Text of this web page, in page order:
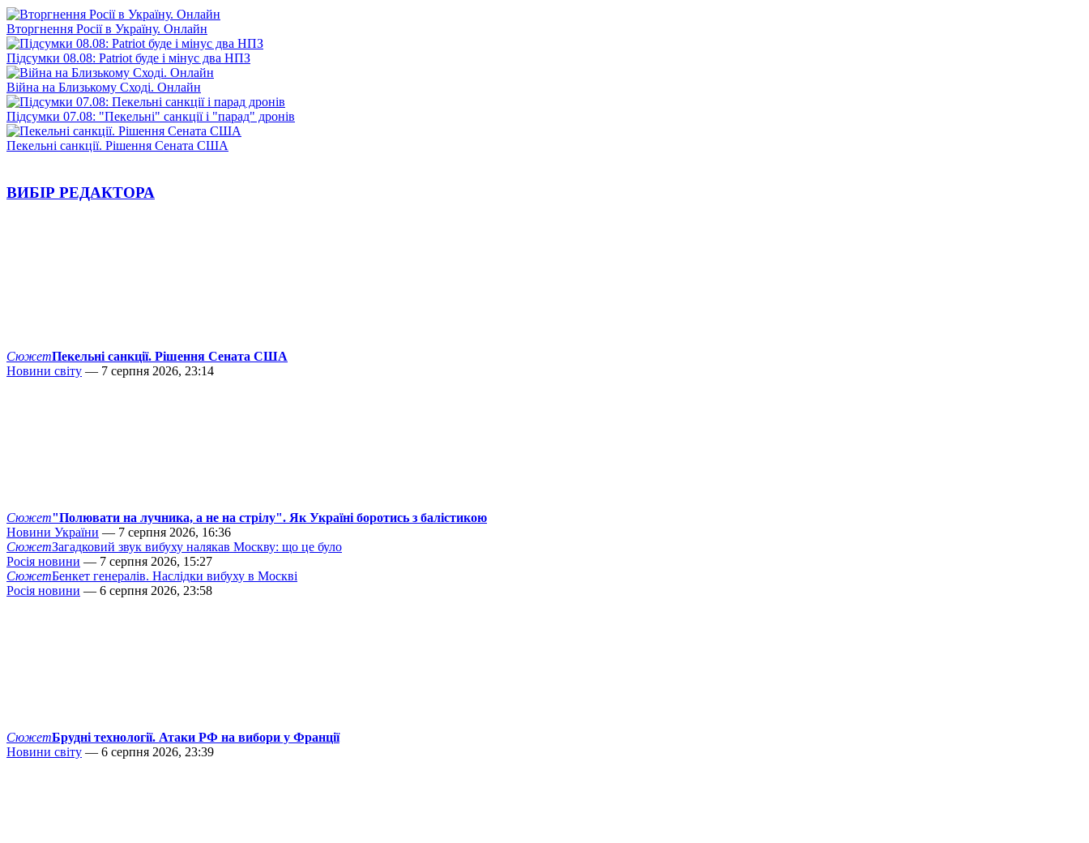
Вторгнення Росії в Україну. Онлайн
Підсумки 08.08: Patriot буде і мінус два НПЗ
Війна на Близькому Сході. Онлайн
Підсумки 07.08: "Пекельні" санкції і "парад" дронів
Пекельні санкції. Рішення Сената США
ВИБІР РЕДАКТОРА
СюжетПекельні санкції. Рішення Сената США
Новини світу — 7 серпня 2026, 23:14
Сюжет"Полювати на лучника, а не на стрілу". Як Україні боротись з балістикою
Новини України — 7 серпня 2026, 16:36
СюжетЗагадковий звук вибуху налякав Москву: що це було
Росія новини — 7 серпня 2026, 15:27
СюжетБенкет генералів. Наслідки вибуху в Москві
Росія новини — 6 серпня 2026, 23:58
СюжетБрудні технології. Атаки РФ на вибори у Франції
Новини світу — 6 серпня 2026, 23:39